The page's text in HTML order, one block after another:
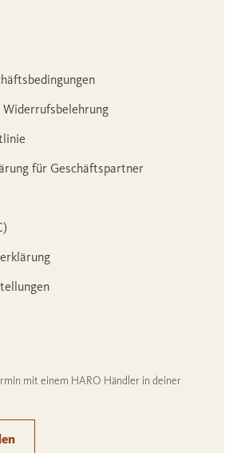
für Geschäftspartner
mit einem HARO Händler in deiner